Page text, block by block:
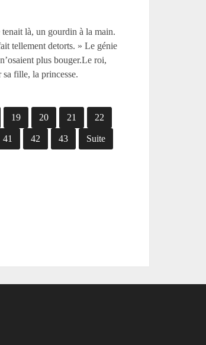
tenait là, un gourdin à la main.
tellement detorts. » Le génie
plus bouger.Le roi,
fille, la princesse.
19 20 21 22
41 42 43 Suite